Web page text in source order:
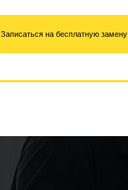
Записаться на бесплатную замену